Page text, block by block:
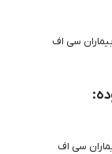
سی اف
سی اف